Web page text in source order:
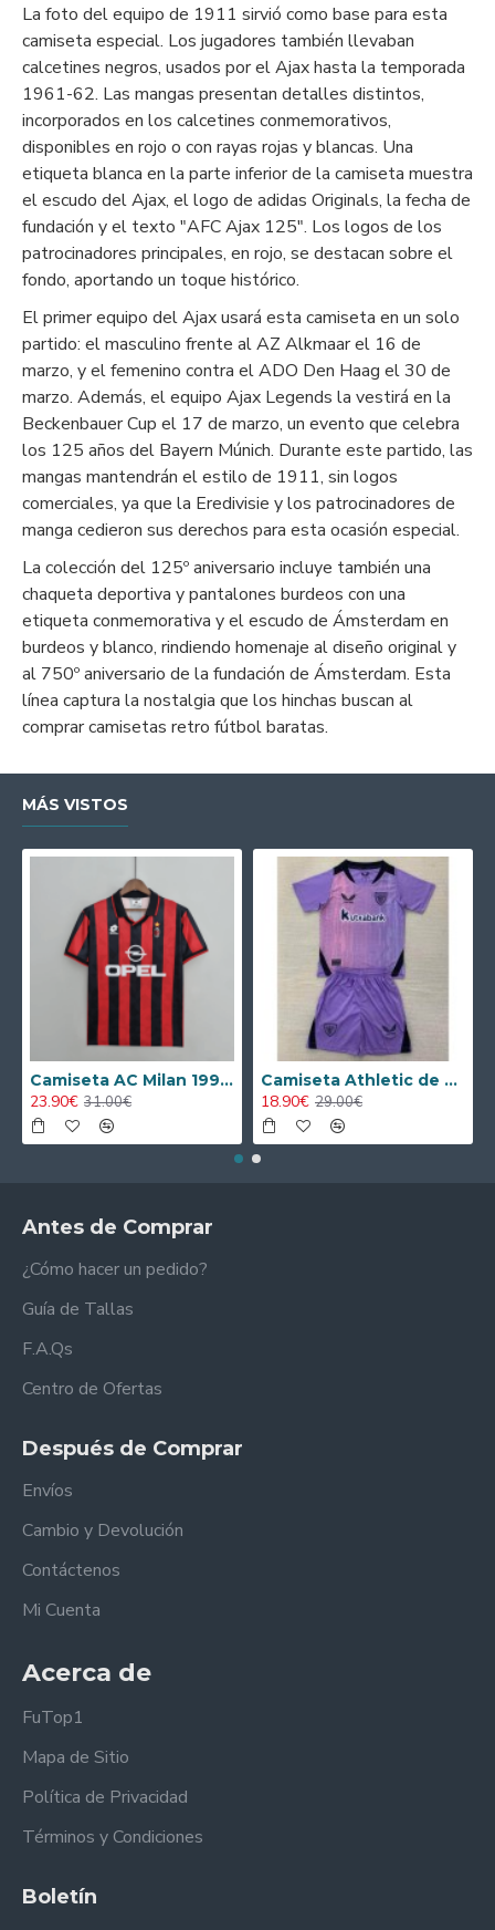
La foto del equipo de 1911 sirvió como base para esta
camiseta especial. Los jugadores también llevaban
calcetines negros, usados por el Ajax hasta la temporada
1961-62. Las mangas presentan detalles distintos,
incorporados en los calcetines conmemorativos,
disponibles en rojo o con rayas rojas y blancas. Una
etiqueta blanca en la parte inferior de la camiseta muestra
el escudo del Ajax, el logo de adidas Originals, la fecha de
fundación y el texto "AFC Ajax 125". Los logos de los
patrocinadores principales, en rojo, se destacan sobre el
fondo, aportando un toque histórico.
El primer equipo del Ajax usará esta camiseta en un solo
partido: el masculino frente al AZ Alkmaar el 16 de
marzo, y el femenino contra el ADO Den Haag el 30 de
marzo. Además, el equipo Ajax Legends la vestirá en la
Beckenbauer Cup el 17 de marzo, un evento que celebra
los 125 años del Bayern Múnich. Durante este partido, las
mangas mantendrán el estilo de 1911, sin logos
comerciales, ya que la Eredivisie y los patrocinadores de
manga cedieron sus derechos para esta ocasión especial.
La colección del 125º aniversario incluye también una
chaqueta deportiva y pantalones burdeos con una
etiqueta conmemorativa y el escudo de Ámsterdam en
burdeos y blanco, rindiendo homenaje al diseño original y
al 750º aniversario de la fundación de Ámsterdam. Esta
línea captura la nostalgia que los hinchas buscan al
comprar camisetas retro fútbol baratas.
MÁS VISTOS
Camiseta AC Milan 1995/1996 Local Retro
23.90€ 31.00€
Camiseta Athletic de Bilbao 2024/2025 Alternativo Niño Kit
18.90€ 29.00€
Antes de Comprar
¿Cómo hacer un pedido?
Guía de Tallas
F.A.Qs
Centro de Ofertas
Después de Comprar
Envíos
Cambio y Devolución
Contáctenos
Mi Cuenta
Acerca de
FuTop1
Mapa de Sitio
Política de Privacidad
Términos y Condiciones
Boletín